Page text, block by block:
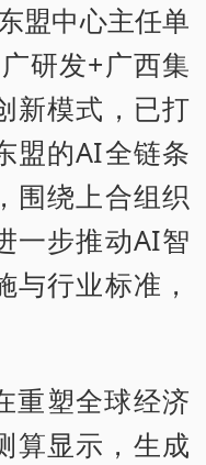
盟中心主任单
研发+广西集
新模式，已打
盟的AI全链条
围绕上合组织
一步推动AI智
行业标准，
重塑全球经济
显示，生成